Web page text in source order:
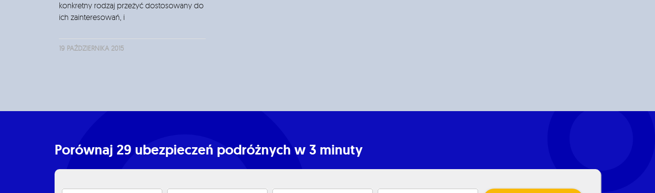
konkretny rodzaj przeżyć dostosowany do
ich zainteresowań, i
19 PAŹDZIERNIKA 2015
Porównaj 29 ubezpieczeń podróżnych w 3 minuty​